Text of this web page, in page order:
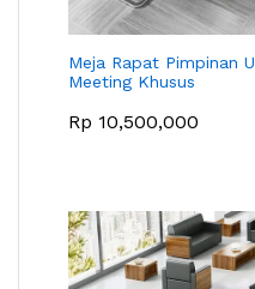
Meja Rapat Pimpinan
Meeting Khusus
Rp 10,500,000